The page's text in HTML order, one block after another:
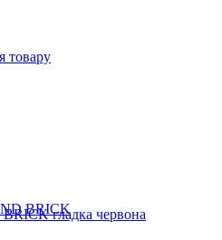
гладка червона
товару
BRICK